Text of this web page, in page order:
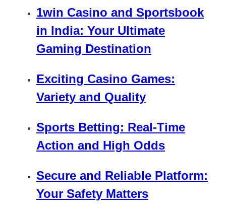
1win Casino and Sportsbook
in India: Your Ultimate
Gaming Destination
Exciting Casino Games:
Variety and Quality
Sports Betting: Real-Time
Action and High Odds
Secure and Reliable Platform:
Your Safety Matters